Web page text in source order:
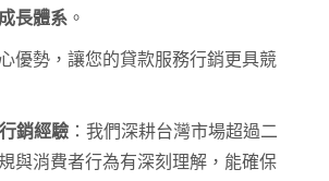
長體系 。
優勢，讓您的貸款服務行銷更具競
銷經驗 ：我們深耕台灣市場超過二
與消費者行為有深刻理解，能確保